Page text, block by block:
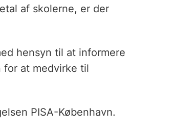
af skolerne, er der
hensyn til at informere
for at medvirke til
PISA-København.